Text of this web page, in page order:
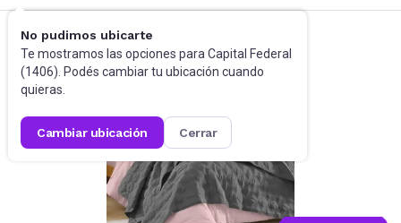
No pudimos ubicarte
Te mostramos las opciones para Capital Federal
(1406). Podés cambiar tu ubicación cuando
quieras.
cambiar ubicación cerrar
Ropa de cama Cubrecamas